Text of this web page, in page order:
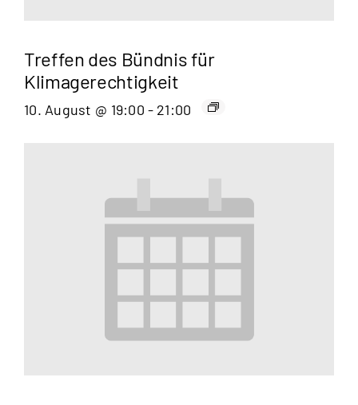
Treffen des Bündnis für
Klimagerechtigkeit
10. August @ 19:00 - 21:00